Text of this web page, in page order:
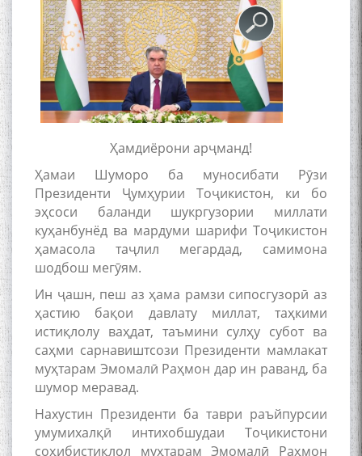
Ҳамдиёрони арҷманд!
Ҳамаи Шуморо ба муносибати Рӯзи
Президенти Ҷумҳурии Тоҷикистон, ки бо
эҳсоси баланди шукргузории миллати
куҳанбунёд ва мардуми шарифи Тоҷикистон
ҳамасола таҷлил мегардад, самимона
шодбош мегӯям.
Ин ҷашн, пеш аз ҳама рамзи сипосгузорӣ аз
ҳастию бақои давлату миллат, таҳкими
истиқлолу ваҳдат, таъмини сулҳу субот ва
саҳми сарнавиштсози Президенти мамлакат
муҳтарам Эмомалӣ Раҳмон дар ин раванд, ба
шумор меравад.
Нахустин Президенти ба таври раъйпурсии
умумихалқӣ интихобшудаи Тоҷикистони
соҳибистиқлол муҳтарам Эмомалӣ Раҳмон
БА МУНОСИБАТИ
БУЗУРГДОШТИ РӮЗИ РӮДАКӢ